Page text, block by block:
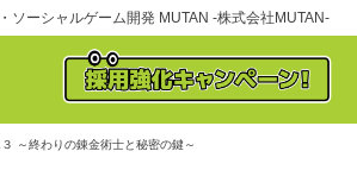
ソーシャルゲーム開発 MUTAN -株式会社MUTAN-
～終わりの錬金術士と秘密の鍵～